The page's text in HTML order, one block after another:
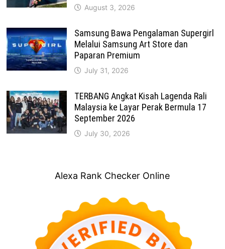
August 3, 2026
Samsung Bawa Pengalaman Supergirl
Melalui Samsung Art Store dan
Paparan Premium
July 31, 2026
TERBANG Angkat Kisah Lagenda Rali
Malaysia ke Layar Perak Bermula 17
September 2026
July 30, 2026
Alexa Rank Checker Online